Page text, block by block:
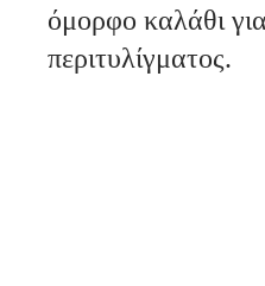
όμορφο καλάθι
περιτυλίγματος.